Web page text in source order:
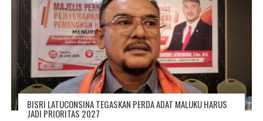
BISRI LATUCONSINA TEGASKAN PERDA ADAT MALUKU HARUS
JADI PRIORITAS 2027